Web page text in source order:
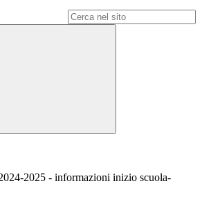
2025 - informazioni inizio scuola-